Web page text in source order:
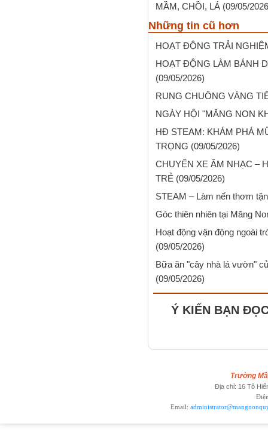
MẦM, CHỒI, LÁ (09/05/
Những tin cũ hơn
HOẠT ĐỘNG TRẢI
HOẠT ĐỘNG LÀM BÁNH
(09/05/2026)
RUNG CHUÔNG VÀNG
NGÀY HỘI "MĂNG NON
HĐ STEAM: KHÁM PHÁ
TRỌNG (09/05/2026)
CHUYẾN XE ÂM NHẠC –
TRẺ (09/05/2026)
STEAM – Làm nến thơm
Góc thiên nhiên tại Măng
Hoạt động vận động ngoài
(09/05/2026)
Bữa ăn "cây nhà lá vườn"
(09/05/2026)
Ý KIẾN BẠN
Trường
Địa chỉ: 16 Tô
Email: